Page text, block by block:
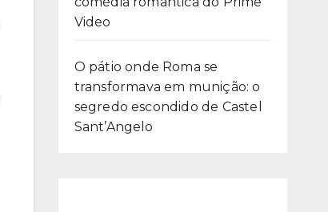
Video
O pátio onde Roma se
transformava em munição: o
segredo escondido de Castel
Sant’Angelo